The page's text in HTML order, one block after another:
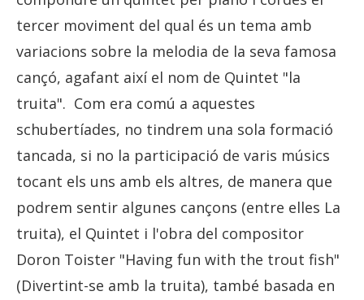
tercer moviment del qual és un tema amb
variacions sobre la melodia de la seva famosa
cançó, agafant així el nom de Quintet "la
truita". Com era comú a aquestes
schubertíades, no tindrem una sola formació
tancada, si no la participació de varis músics
tocant els uns amb els altres, de manera que
podrem sentir algunes cançons (entre elles La
truita), el Quintet i l'obra del compositor
Doron Toister "Having fun with the trout fish"
(Divertint-se amb la truita), també basada en